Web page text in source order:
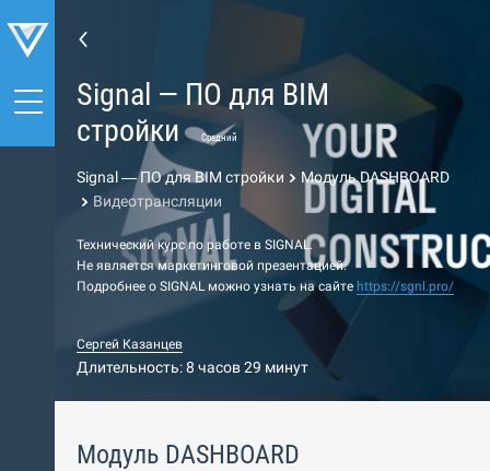
Signal — ПО для BIM
стройки
Средний
Signal — ПО для BIM стройки
Модуль DASHBOARD
Видеотрансляции
Технический курс по работе в SIGNAL.
Не является маркетинговой презентацией.
Подробнее о SIGNAL можно узнать на сайте https://sgnl.pro/
Сергей Казанцев
Длительность: 8 часов 29 минут
Модуль DASHBOARD